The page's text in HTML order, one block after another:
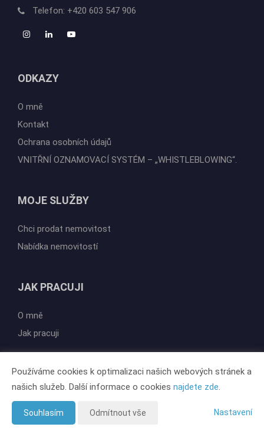
Telefon: +420 603 547 906
ODKAZY
O mně
Kontakt
Ochrana osobních údajů
VNITŘNÍ OZNAMOVACÍ SYSTÉM – „WHISTLEBLOWING“.
MOJE SLUŽBY
Chci prodat nemovitost
Nabídka nemovitostí
JAK PRACUJI
O mně
Jak pracuji
Vytvořeno v systémuCHYTRÝ WEB MAKLÉŘE
Tomawell s.r.o. © 2026
Používáme cookies k optimalizaci našich webových stránek a
našich služeb. Další informace o cookies najdete zde.
Souhlasím Odmítnout vše Nastavení